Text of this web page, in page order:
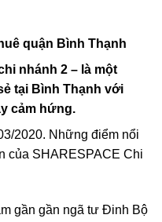
quận Bình Thạnh
nhánh 2 – là một
tại Bình Thạnh với
cảm hứng.
2020. Những điểm nổi
của SHARESPACE Chi
gần gần ngã tư Đinh Bộ